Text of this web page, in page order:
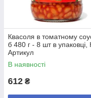
Квасоля в томатному
б 480 г - 8 шт в упаковці,
Артикул
В наявності
612 ₴